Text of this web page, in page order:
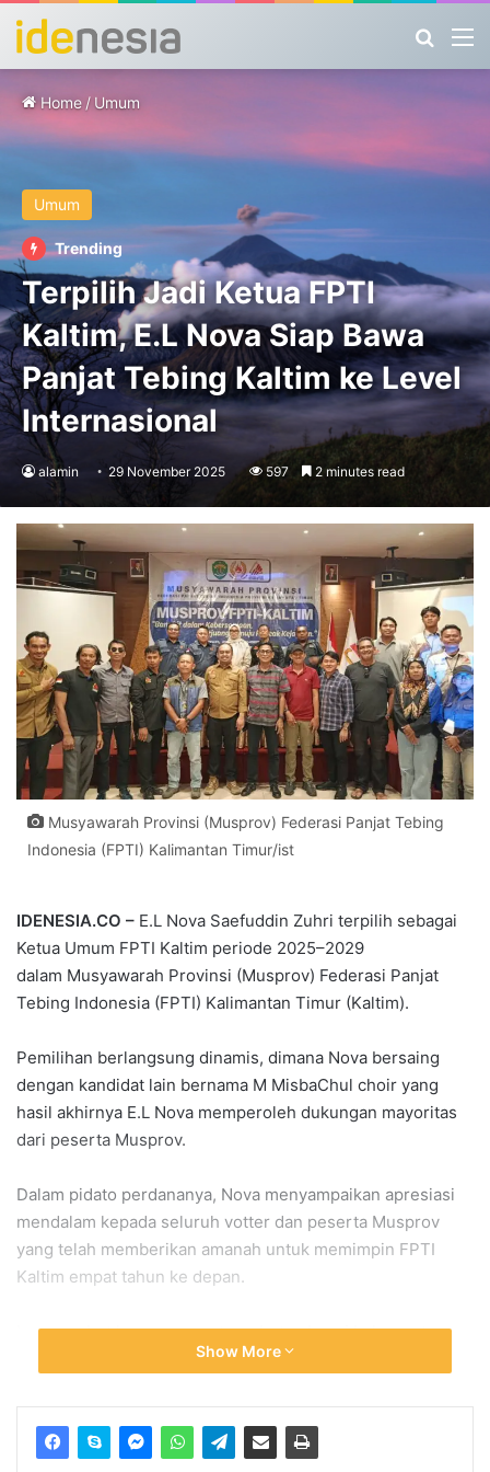
Home / Umum
Umum
Trending
Terpilih Jadi Ketua FPTI
Kaltim, E.L Nova Siap Bawa
Panjat Tebing Kaltim ke Level
Internasional
alamin 29 November 2025 597 2 minutes read
Musyawarah Provinsi (Musprov) Federasi Panjat Tebing
Indonesia (FPTI) Kalimantan Timur/ist
IDENESIA.CO – E.L Nova Saefuddin Zuhri terpilih sebagai
Ketua Umum FPTI Kaltim periode 2025–2029
dalam Musyawarah Provinsi (Musprov) Federasi Panjat
Tebing Indonesia (FPTI) Kalimantan Timur (Kaltim).
Pemilihan berlangsung dinamis, dimana Nova bersaing
dengan kandidat lain bernama M MisbaChul choir yang
hasil akhirnya E.L Nova memperoleh dukungan mayoritas
dari peserta Musprov.
Dalam pidato perdananya, Nova menyampaikan apresiasi
mendalam kepada seluruh votter dan peserta Musprov
yang telah memberikan amanah untuk memimpin FPTI
Kaltim empat tahun ke depan.
Ia menyebut kepercayaan tersebut sebagai kehormatan
sekaligus tanggung jawab besar yang harus dijalankan
“Saya menyampaikan terima kasih dan penghargaan
Show More